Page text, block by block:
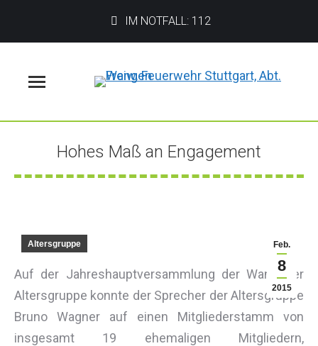
IM NOTFALL: 112
Hohes Maß an Engagement
Sie befinden sich hier:
Feb.
8
2015
Altersgruppe
Auf der Jahreshauptversammlung der Wangener
Altersgruppe konnte der Sprecher der Altersgruppe
Bruno Wagner auf einen Mitgliederstamm von
insgesamt 19 ehemaligen Mitgliedern,